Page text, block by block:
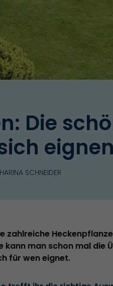
Die
eignen
SCHNEIDER
zahlreiche
kann man schon mal die
für wen eignet.